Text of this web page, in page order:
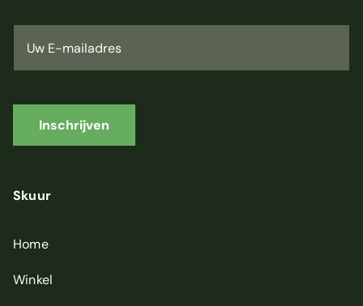
U
-
a
l
r
e
Inschrijven
Skuur
Home
Winkel